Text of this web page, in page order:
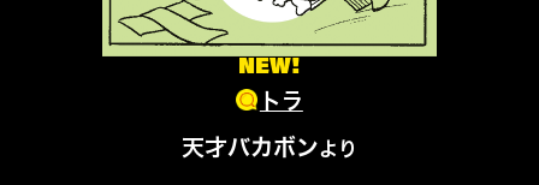
NEW!
トラ
天才バカボンより